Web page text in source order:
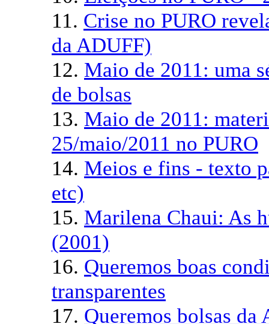
11. Crise no PURO
da ADUFF)
12. Maio de 2011: uma
de bolsas
13. Maio de 2011:
25/maio/2011 no PURO
14. Meios e fins - texto
etc)
15. Marilena Chaui: As
(2001)
16. Queremos boas
transparentes
17. Queremos bolsas